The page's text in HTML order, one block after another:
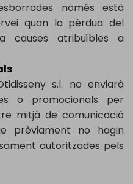
només està
quan la pèrdua del
causes atribuïbles a
s.l. no enviarà
o promocionals per
mitjà de comunicació
prèviament no hagin
autoritzades pels